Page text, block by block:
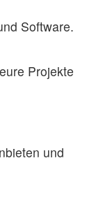
Software.
eure Projekte
und